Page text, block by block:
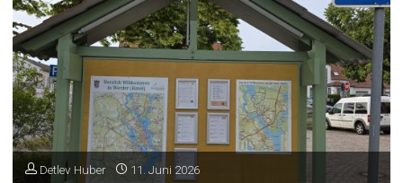
Detlev Huber
11. Juni 2026